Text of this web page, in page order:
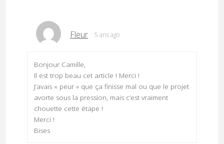
Fleur 5 ans ago
Bonjour Camille,
Il est trop beau cet article ! Merci !
J’avais « peur » que ça finisse mal ou que le projet
avorte sous la pression, mais c’est vraiment
chouette cette étape !
Merci !
Bises